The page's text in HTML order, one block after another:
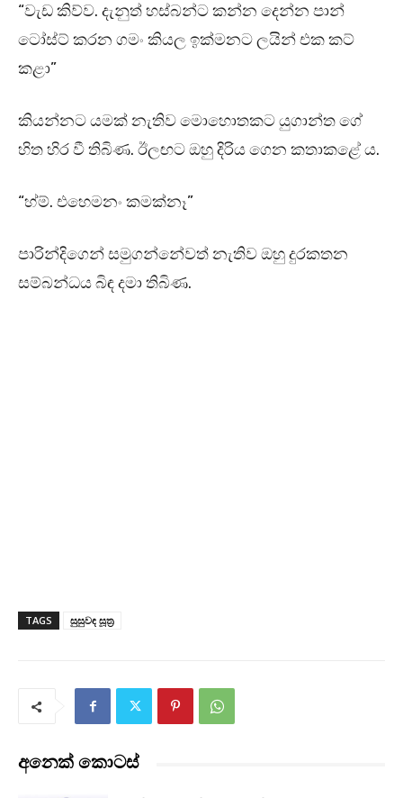
“වැඩ කිව්ව. දැනුත් හස්බන්ට කන්න දෙන්න පාන්
ටෝස්ට් කරන ගමං කියල ඉක්මනට ලයින් එක කට්
කළා”
කියන්නට යමක් නැතිව මොහොතකට යුගාන්ත ගේ
හිත හිර වී තිබිණ. ඊලඟට ඔහු දිරිය ගෙන කතාකළේ ය.
“හ්ම්. එහෙමනං කමක්නෑ”
පාරින්දිගෙන් සමුගන්නේවත් නැතිව ඔහු දුරකතන
සම්බන්ධය බිඳ දමා තිබිණ.
TAGS සුසුවඳ සූත්‍ර
අනෙක් කොටස්